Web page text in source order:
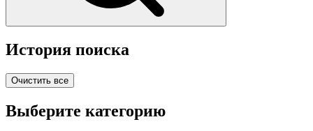
История поиска
Очистить все
Выберите категорию